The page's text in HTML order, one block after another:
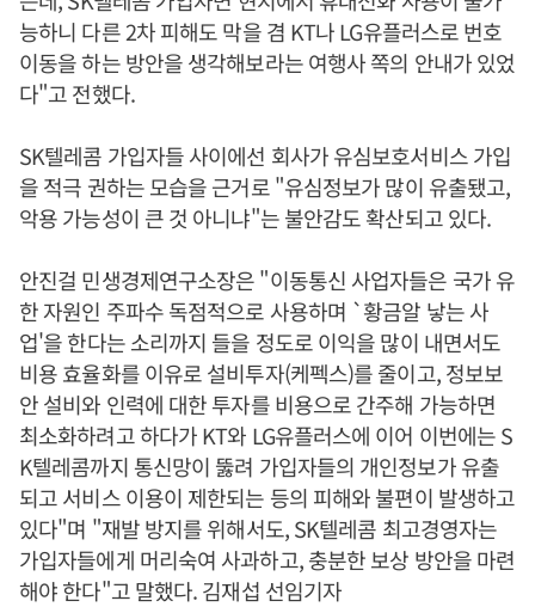
능하니 다른 2차 피해도 막을 겸 KT나 LG유플러스로 번호
이동을 하는 방안을 생각해보라는 여행사 쪽의 안내가 있었
다"고 전했다.
SK텔레콤 가입자들 사이에선 회사가 유심보호서비스 가입
을 적극 권하는 모습을 근거로 "유심정보가 많이 유출됐고,
악용 가능성이 큰 것 아니냐"는 불안감도 확산되고 있다.
안진걸 민생경제연구소장은 "이동통신 사업자들은 국가 유
한 자원인 주파수 독점적으로 사용하며 `황금알 낳는 사
업'을 한다는 소리까지 들을 정도로 이익을 많이 내면서도
비용 효율화를 이유로 설비투자(케펙스)를 줄이고, 정보보
안 설비와 인력에 대한 투자를 비용으로 간주해 가능하면
최소화하려고 하다가 KT와 LG유플러스에 이어 이번에는 S
K텔레콤까지 통신망이 뚫려 가입자들의 개인정보가 유출
되고 서비스 이용이 제한되는 등의 피해와 불편이 발생하고
있다"며 "재발 방지를 위해서도, SK텔레콤 최고경영자는
가입자들에게 머리숙여 사과하고, 충분한 보상 방안을 마련
해야 한다"고 말했다. 김재섭 선임기자